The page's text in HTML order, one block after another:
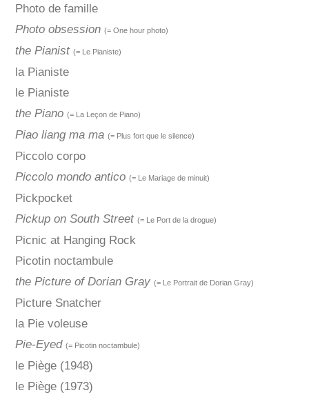
Photo de famille
Photo obsession (= One hour photo)
the Pianist (= Le Pianiste)
la Pianiste
le Pianiste
the Piano (= La Leçon de Piano)
Piao liang ma ma (= Plus fort que le silence)
Piccolo corpo
Piccolo mondo antico (= Le Mariage de minuit)
Pickpocket
Pickup on South Street (= Le Port de la drogue)
Picnic at Hanging Rock
Picotin noctambule
the Picture of Dorian Gray (= Le Portrait de Dorian Gray)
Picture Snatcher
la Pie voleuse
Pie-Eyed (= Picotin noctambule)
le Piège (1948)
le Piège (1973)